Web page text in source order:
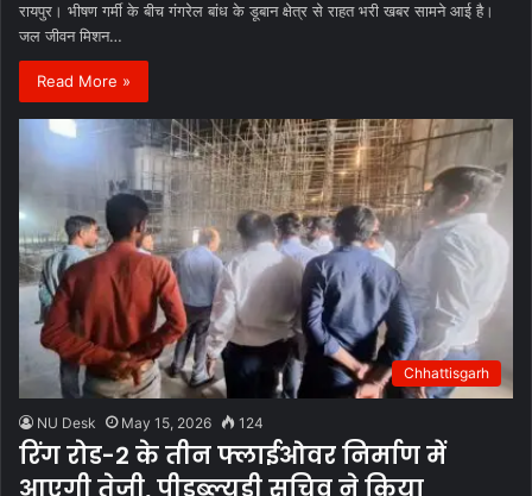
रायपुर। भीषण गर्मी के बीच गंगरेल बांध के डूबान क्षेत्र से राहत भरी खबर सामने आई है।
जल जीवन मिशन…
Read More »
Chhattisgarh
NU Desk May 15, 2026 124
रिंग रोड-2 के तीन फ्लाईओवर निर्माण में
आएगी तेजी, पीडब्ल्यूडी सचिव ने किया